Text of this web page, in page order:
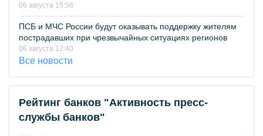
06 августа 15:56
ПСБ и МЧС России будут оказывать поддержку жителям
пострадавших при чрезвычайных ситуациях регионов
06 августа 12:40
Все новости
Рейтинг банков "Активность пресс-
службы банков"